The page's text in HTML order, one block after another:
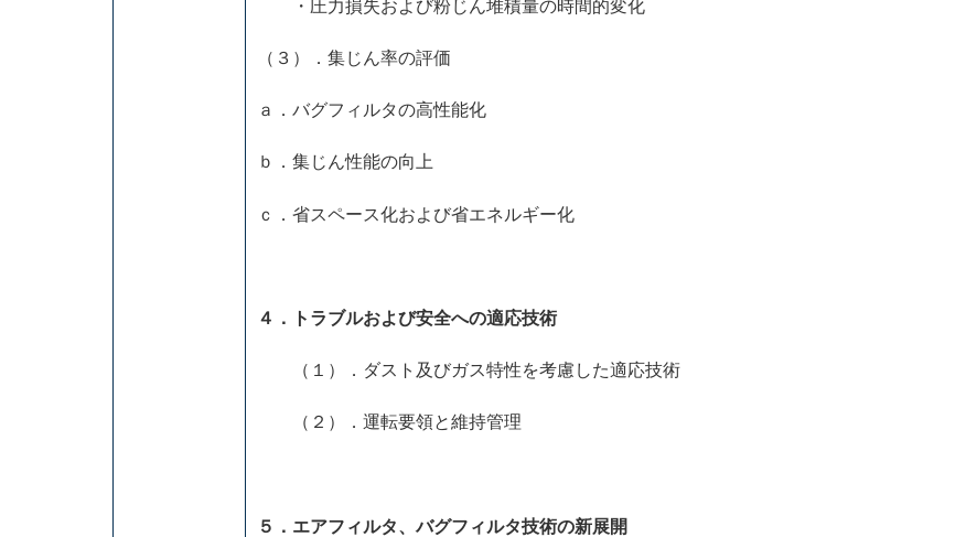
・圧力損失および粉じん堆積量の時間的変化
（３）．集じん率の評価
ａ．バグフィルタの高性能化
ｂ．集じん性能の向上
ｃ．省スペース化および省エネルギー化
４．トラブルおよび安全への適応技術
（１）．ダスト及びガス特性を考慮した適応技術
（２）．運転要領と維持管理
５．エアフィルタ、バグフィルタ技術の新展開